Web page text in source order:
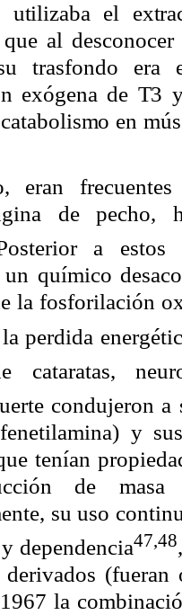
utilizaba el
al
trasfondo
exógena de T3
en
eran
de pecho,
a estos
químico
la fosforilación
perdida
cataratas,
condujeron a
y
tenían
de masa
su uso
dependencia47,48
derivados
la